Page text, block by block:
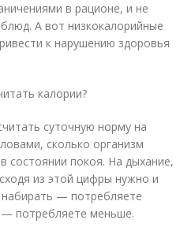
в рационе, и не
А вот низкокалорийные
к нарушению здоровья
калории?
суточную норму на
сколько организм
состоянии покоя. На дыхание,
из этой цифры нужно и
набирать — потребляете
потребляете меньше.